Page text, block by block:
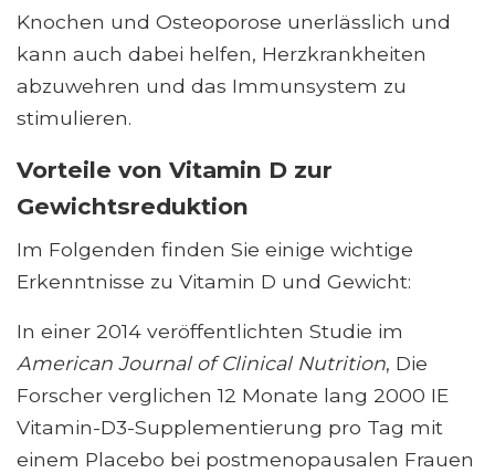
Knochen und Osteoporose unerlässlich und
kann auch dabei helfen, Herzkrankheiten
abzuwehren und das Immunsystem zu
stimulieren.
Vorteile von Vitamin D zur
Gewichtsreduktion
Im Folgenden finden Sie einige wichtige
Erkenntnisse zu Vitamin D und Gewicht:
In einer 2014 veröffentlichten Studie im
American Journal of Clinical Nutrition, Die
Forscher verglichen 12 Monate lang 2000 IE
Vitamin-D3-Supplementierung pro Tag mit
einem Placebo bei postmenopausalen Frauen